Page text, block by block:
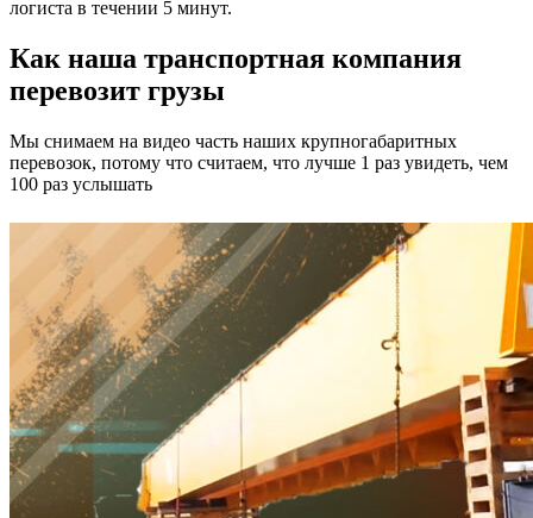
логиста в течении 5 минут.
Как наша транспортная компания
перевозит грузы
Мы снимаем на видео часть наших крупногабаритных
перевозок, потому что считаем, что лучше 1 раз увидеть, чем
100 раз услышать